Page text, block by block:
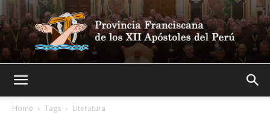
Home
Tags Literatura